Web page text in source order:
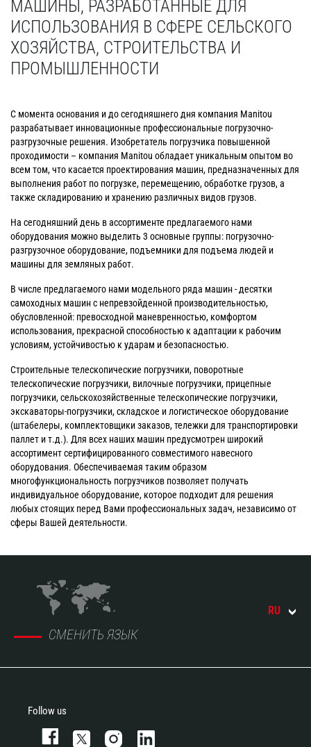
МАШИНЫ, РАЗРАБОТАННЫЕ ДЛЯ
ИСПОЛЬЗОВАНИЯ В СФЕРЕ СЕЛЬСКОГО
ХОЗЯЙСТВА, СТРОИТЕЛЬСТВА И
ПРОМЫШЛЕННОСТИ
С момента основания и до сегодняшнего дня компания Manitou
разрабатывает инновационные профессиональные погрузочно-
разгрузочные решения. Изобретатель погрузчика повышенной
проходимости – компания Manitou обладает уникальным опытом во
всем том, что касается проектирования машин, предназначенных для
выполнения работ по погрузке, перемещению, обработке грузов, а
также складированию и хранению различных видов грузов.
На сегодняшний день в ассортименте предлагаемого нами
оборудования можно выделить 3 основные группы: погрузочно-
разгрузочное оборудование, подъемники для подъема людей и
машины для земляных работ.
В числе предлагаемого нами модельного ряда машин - десятки
самоходных машин с непревзойденной производительностью,
обусловленной: превосходной маневренностью, комфортом
использования, прекрасной способностью к адаптации к рабочим
условиям, устойчивостью к ударам и безопасностью.
Строительные телескопические погрузчики, поворотные
телескопические погрузчики, вилочные погрузчики, прицепные
погрузчики, сельскохозяйственные телескопические погрузчики,
экскаваторы-погрузчики, складское и логистическое оборудование
(штабелеры, комплектовщики заказов, тележки для транспортировки
паллет и т.д.). Для всех наших машин предусмотрен широкий
ассортимент сертифицированного совместимого навесного
оборудования. Обеспечиваемая таким образом
многофункциональность погрузчиков позволяет получать
индивидуальное оборудование, которое подходит для решения
любых стоящих перед Вами профессиональных задач, независимо от
сферы Вашей деятельности.
СМЕНИТЬ ЯЗЫК
RU
Follow us